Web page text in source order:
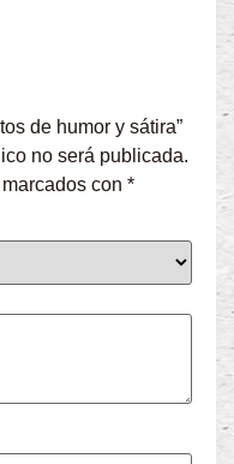
de humor y sátira”
no será publicada.
con *